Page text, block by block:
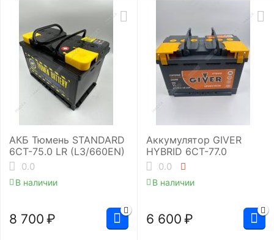
АКБ Тюмень STANDARD
6СТ-75.0 LR (L3/660EN)
0.0
В наличии
8 700 ₽
Аккумулятор GIVER
HYBRID 6СТ-77.0
0.0
В наличии
6 600 ₽